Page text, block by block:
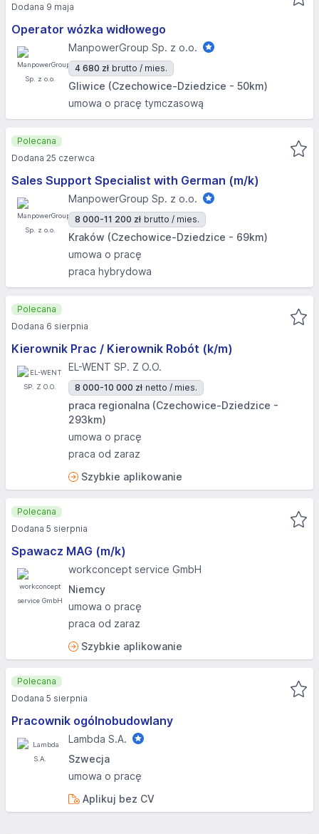
Operator wózka widłowego
ManpowerGroup Sp. z o.o.
4 680 zł brutto / mies.
Gliwice (Czechowice-Dziedzice - 50km)
umowa o pracę tymczasową
Dodana 9 maja
Sales Support Specialist with German (m/k)
ManpowerGroup Sp. z o.o.
8 000-11 200 zł brutto / mies.
Kraków (Czechowice-Dziedzice - 69km)
umowa o pracę
praca hybrydowa
Polecana
Dodana 25 czerwca
Kierownik Prac / Kierownik Robót (k/m)
EL-WENT SP. Z O.O.
8 000-10 000 zł netto / mies.
praca regionalna (Czechowice-Dziedzice -
293km)
umowa o pracę
praca od zaraz
Szybkie aplikowanie
Polecana
Dodana 6 sierpnia
Spawacz MAG (m/k)
workconcept service GmbH
Niemcy
umowa o pracę
praca od zaraz
Szybkie aplikowanie
Polecana
Dodana 5 sierpnia
Pracownik ogólnobudowlany
Lambda S.A.
Szwecja
umowa o pracę
Aplikuj bez CV
Polecana
Dodana 5 sierpnia